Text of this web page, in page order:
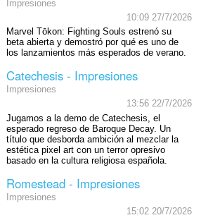
Impresiones
10:09 27/7/2026
Marvel Tōkon: Fighting Souls estrenó su
beta abierta y demostró por qué es uno de
los lanzamientos más esperados de verano.
Catechesis - Impresiones
Impresiones
13:56 22/7/2026
Jugamos a la demo de Catechesis, el
esperado regreso de Baroque Decay. Un
título que desborda ambición al mezclar la
estética pixel art con un terror opresivo
basado en la cultura religiosa española.
Romestead - Impresiones
Impresiones
15:02 20/7/2026